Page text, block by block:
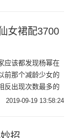
女裙配3700
应该都发现杨幂在
前那个减龄少女的
反出现次数最多的
，每次出镜都给人
2019-09-19 13:58:24